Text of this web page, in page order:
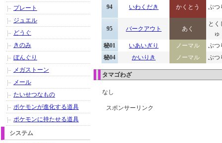
94 いわくだき かくとう ぶつ
95 バークアウト あく
とく
ゅ
秘01
いあいぎり ノーマル
ぶつ
秘04
かいりき ノーマル ぶつ
タマゴわざ
なし
スポンサーリンク
プレート
ジュエル
どうぐ
きのみ
ぼんぐり
メガストーン
メール
たいせつなもの
ポケモンが進化する道具
ポケモンに持たせる道具
システム